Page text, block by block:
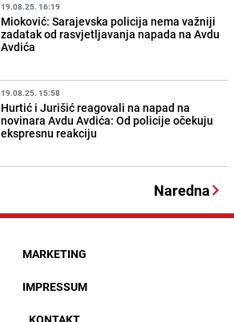
19.08.25. 16:19
Mioković: Sarajevska policija nema važniji
zadatak od rasvjetljavanja napada na Avdu
Avdića
19.08.25. 15:58
Hurtić i Jurišić reagovali na napad na
novinara Avdu Avdića: Od policije očekuju
ekspresnu reakciju
Naredna
MARKETING
IMPRESSUM